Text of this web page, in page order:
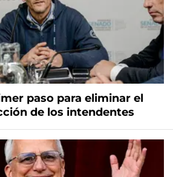
paso para eliminar el
de los intendentes